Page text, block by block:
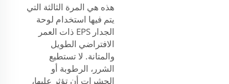
هذه هي المرة الثالثة التي
يتم فيها استخدام لوحة
الجدار EPS ذات العمر
الافتراضي الطويل
والمتانة. لا تستطيع
الشرر، الرطوبة أو
الحشرات أن تؤثر عليها،